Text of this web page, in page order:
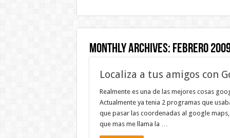
Monthly Archives: febrero
Localiza a tus amigos con
Realmente es una de las mejores cosas
Actualmente ya tenia 2 programas que
que pasar las coordenadas al google
que mas me llama la …